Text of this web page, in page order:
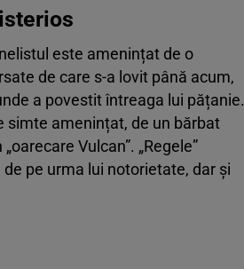
este amenințat de o
de care s-a lovit până acum,
a povestit întreaga lui pățanie.
simte amenințat, de un bărbat
Vulcan”. „Regele”
pe urma lui notorietate, dar și